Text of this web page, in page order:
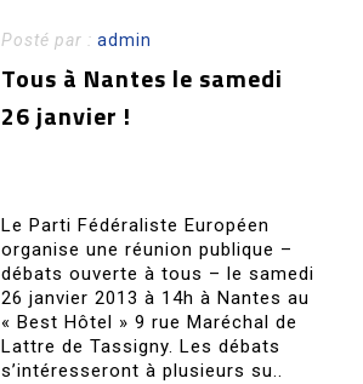
Posté par :admin
Tous à Nantes le samedi
26 janvier !
Le Parti Fédéraliste Européen
organise une réunion publique –
débats ouverte à tous – le samedi
26 janvier 2013 à 14h à Nantes au
« Best Hôtel » 9 rue Maréchal de
Lattre de Tassigny. Les débats
s’intéresseront à plusieurs su..